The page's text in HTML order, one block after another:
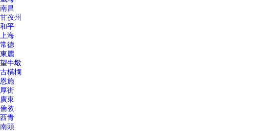
南昌
甘孜州
和平
上海
常德
東麗
望牛墩
古橫欄
恩施
厚街
廣東
倫教
西青
南頭